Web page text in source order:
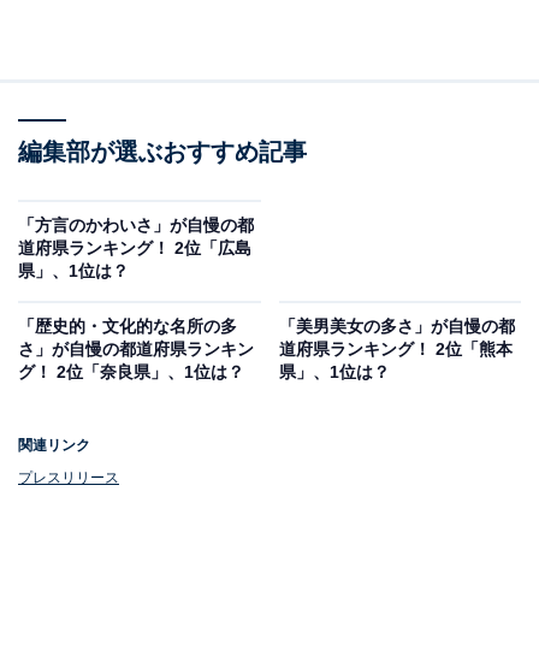
編集部が選ぶおすすめ記事
「方言のかわいさ」が自慢の都
道府県ランキング！ 2位「広島
県」、1位は？
「歴史的・文化的な名所の多
さ」が自慢の都道府県ランキン
グ！ 2位「奈良県」、1位は？
「美男美女の多さ」が自慢の都
道府県ランキング！ 2位「熊本
県」、1位は？
関連リンク
プレスリリース